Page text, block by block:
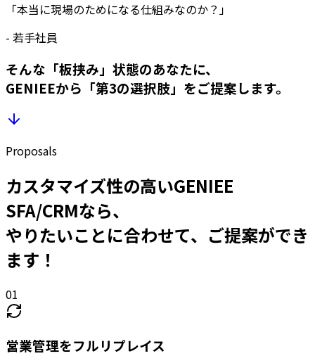
「本当に現場のためになる仕組みなのか？」
- 若手社員
そんな「板挟み」状態のあなたに、
GENIEEから 「第3の選択肢」 をご提案します。
Proposals
カスタマイズ性の高いGENIEE
SFA/CRMなら、
やりたいことに合わせて、ご提案ができ
ます！
01
営業管理をフルリプレイス